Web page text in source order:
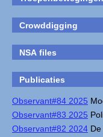
Crowddigging
NSA files
Publicaties
Observant#84 2025
Observant#83 2025
Observant#82 2024